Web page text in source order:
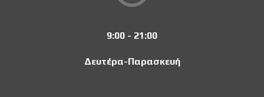
9:00 - 21:00
Δευτέρα-Παρασκευή